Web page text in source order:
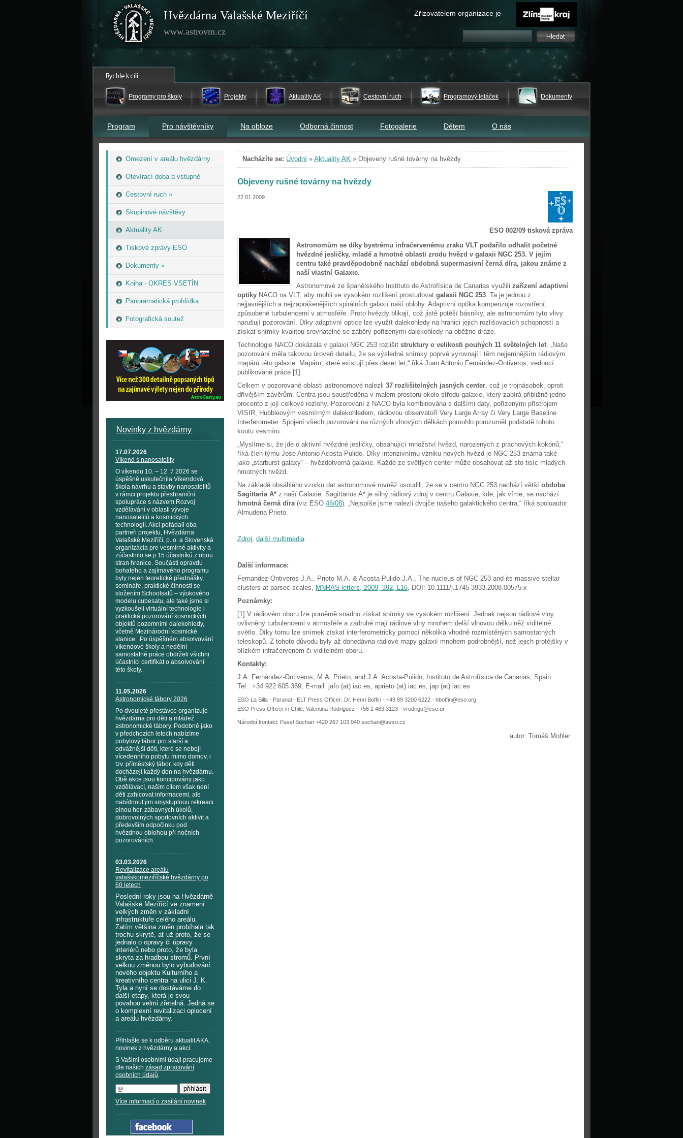
Hvězdárna Valašské Meziříčí
www.astrovm.cz
Zřizovatelem organizace je
Programy pro školy Projekty Aktuality AK Cestovní ruch Programový letáček Dokumenty
Program Pro návštěvníky Na obloze Odborná činnost Fotogalerie Dětem O nás
Omezení v areálu hvězdárny
Otevírací doba a vstupné
Cestovní ruch »
Skupinové návštěvy
Aktuality AK
Tiskové zprávy ESO
Dokumenty »
Kniha - OKRES VSETÍN
Panoramatická prohlídka
Fotografická soutež
Novinky z hvězdárny
17.07.2026
Víkend s nanosatelity
O víkendu 10. – 12. 7 2026 se
úspěšně uskutečnila Víkendová
škola návrhu a stavby nanosatelitů
v rámci projektu přeshraniční
spolupráce s názvem Rozvoj
vzdělávání v oblasti vývoje
nanosatelitů a kosmických
technologií. Akci pořádali oba
partneři projektu, Hvězdárna
Valašské Meziříčí, p. o. a Slovenská
organizácia pre vesmírné aktivity a
zúčastnilo se ji 15 účastníků z obou
stran hranice. Součástí opravdu
bohatého a zajímavého programu
byly nejen teoretické přednášky,
semináře, praktické činnosti se
složením Schoolsatů – výukového
modelu cubesatu, ale také jsme si
vyzkoušeli virtuální technologie i
praktická pozorování kosmických
objektů pozemními dalekohledy,
včetně Mezinárodní kosmické
stanice. Po úspěšném absolvování
víkendové školy a nedělní
samostatné práce obdrželi všichni
účastníci certifikát o absolvování
této školy.
11.05.2026
Astronomické tábory 2026
Po dvouleté přestávce organizuje
hvězdárna pro děti a mládež
astronomické tábory. Podobně jako
v předchozích letech nabízíme
pobytový tábor pro starší a
odvážnější děti, které se nebojí
vícedenního pobytu mimo domov, i
tzv. příměstský tábor, kdy děti
docházejí každý den na hvězdárnu.
Obě akce jsou koncipovány jako
vzdělávací, naším cílem však není
děti zahlcovat informacemi, ale
nabídnout jim smysluplnou rekreaci
plnou her, zábavných úkolů,
dobrovolných sportovních aktivit a
především odpočinku pod
hvězdnou oblohou při nočních
pozorováních.
03.03.2026
Revitalizace areálu
valašskomeziříčské hvězdárny po
60 letech
Poslední roky jsou na Hvězdárně
Valašské Meziříčí ve znamení
velkých změn v základní
infrastruktuře celého areálu.
Zatím většina změn probíhala tak
trochu skrytě, ať už proto, že se
jednalo o opravy či úpravy
interiérů nebo proto, že byla
skryta za hradbou stromů. První
velkou změnou bylo vybudování
nového objektu Kulturního a
kreativního centra na ulici J. K.
Tyla a nyní se dostáváme do
další etapy, která je svou
povahou velmi zřetelná. Jedná se
o komplexní revitalizaci oplocení
a areálu hvězdárny.
Přihlašte se k odběru aktualit AKA,
novinek z hvězdárny a akcí:
S Vašimi osobními údaji pracujeme
dle našich zásad zpracování
osobních údajů.
Více informací o zasílání novinek
Nacházíte se: Úvodní » Aktuality AK » Objeveny rušné továrny na hvězdy
Objeveny rušné továrny na hvězdy
22.01.2009
ESO 002/09 tisková zpráva
Astronomům se díky bystrému infračervenému zraku VLT podařilo odhalit početné
hvězdné jesličky, mladé a hmotné oblasti zrodu hvězd v galaxii NGC 253. V jejím
centru také pravděpodobně nachází obdobná supermasivní černá díra, jakou známe z
naší vlastní Galaxie.
Astronomové ze španělského Instituto de Astrofísica de Canarias využili zařízení adaptivní
optiky NACO na VLT, aby mohli ve vysokém rozlišení prostudovat galaxii NGC 253. Ta je jednou z
nejjasnějších a nejzaprášenějších spirálních galaxií naší oblohy. Adaptivní optika kompenzuje rozostření,
způsobené turbulencemi v atmosféře. Proto hvězdy blikají, což jistě potěší básníky, ale astronomům tyto vlivy
narušují pozorování. Díky adaptivní optice lze využít dalekohledy na hranici jejich rozlišovacích schopností a
získat snímky kvalitou srovnatelné se záběry pořízenými dalekohledy na oběžné dráze.
Technologie NACO dokázala v galaxii NGC 253 rozlišit struktury o velikosti pouhých 11 světelných let. „Naše
pozorování měla takovou úroveň detailu, že se výsledné snímky poprvé vyrovnají i těm nejjemnějším rádiovým
mapám této galaxie. Mapám, které existují přes deset let,“ říká Juan Antonio Fernández-Ontiveros, vedoucí
publikované práce [1].
Celkem v pozorované oblasti astronomové nalezli 37 rozlišitelných jasných center, což je trojnásobek, oproti
dřívějším závěrům. Centra jsou soustředěna v malém prostoru okolo středu galaxie, který zabírá přibližně jedno
procento z její celkové rozlohy. Pozorování z NACO byla kombinována s dalšími daty, pořízenými přístrojem
VISIR, Hubbleovým vesmírným dalekohledem, rádiovou observatoří Very Large Array či Very Large Baseline
Interferometer. Spojení všech pozorování na různých vlnových délkách pomohlo porozumět podstatě tohoto
koutu vesmíru.
„Myslíme si, že jde o aktivní hvězdné jesličky, obsahující množství hvězd, narozených z prachových kokonů,“
říká člen týmu Jose Antonio Acosta-Pulido. Díky intenzivnímu vzniku nových hvězd je NGC 253 známa také
jako „starburst galaxy“ – hvězdotvorná galaxie. Každé ze světlých center může obsahovat až sto tisíc mladých
hmotných hvězd.
Na základě obsáhlého vzorku dat astronomové rovněž usoudili, že se v centru NGC 253 nachází větší obdoba
Sagittaria A* z naší Galaxie. Sagittarius A* je silný rádiový zdroj v centru Galaxie, kde, jak víme, se nachází
hmotná černá díra(viz ESO 46/08). „Nejspíše jsme nalezli dvojče našeho galaktického centra,“ říká spoluautor
Almudena Prieto.
Zdroj, další multimedia
Další informace:
Fernandez-Ontiveros J.A., Prieto M.A. & Acosta-Pulido J.A., The nucleus of NGC 253 and its massive stellar
clusters at parsec scales, MNRAS letters, 2009, 392, L16, DOI: 10.1111/j.1745-3933.2008.00575.x
Poznámky:
[1] V rádiovém oboru lze poměrně snadno získat snímky ve vysokém rozlišení. Jednak nejsou rádiové vlny
ovlivněny turbulencemi v atmosféře a zadruhé mají rádiové vlny mnohem delší vlnovou délku něž viditelné
světlo. Díky tomu lze snímek získat interferometricky pomocí několika vhodně rozmístěných samostatných
teleskopů. Z tohoto důvodu byly až donedávna rádiové mapy galaxií mnohem podrobnější, než jejich protějšky v
blízkém infračerveném či viditelném oboru.
Kontakty:
J.A. Fernández-Ontiveros, M.A. Prieto, and J.A. Acosta-Pulido, Instituto de Astrofísica de Canarias, Spain
Tel.: +34 922 605 369, E-mail: jafo (at) iac.es, aprieto (at) iac.es, jap (at) iac.es
ESO La Silla - Paranal - ELT Press Officer: Dr. Henri Boffin - +49 89 3200 6222 - hboffin@eso.org
ESO Press Officer in Chile: Valentina Rodriguez - +56 2 463 3123 - vrodrigu@eso.or
Národní kontakt: Pavel Suchan +420 267 103 040 suchan@astro.cz
autor: Tomáš Mohler